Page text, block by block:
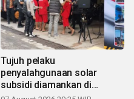
Tujuh pelaku
penyalahgunaan solar
subsidi diamankan di
Sumbar